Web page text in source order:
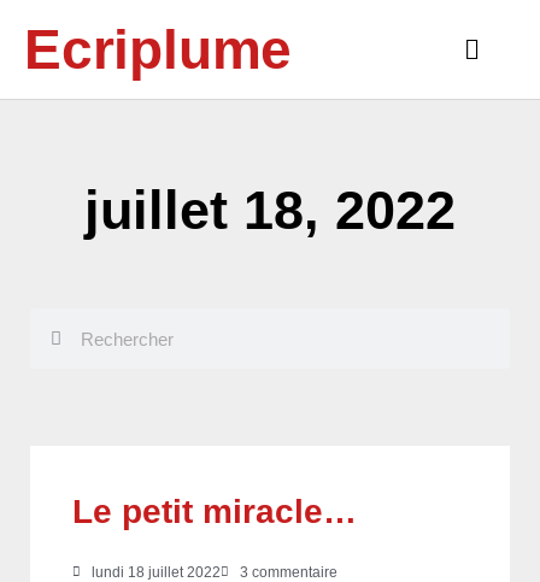
contenuEcriplume
Main
juillet 18, 2022
Le petit miracle…
lundi 18 juillet 2022 3 commentaire